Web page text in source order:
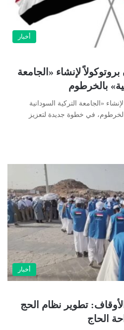
أخبار
لإنشاء «الجامعة
بالخرطوم
«الجامعة التركية السودانية
الخرطوم، في خطوة جديدة لتعزيز
أخبار
تطوير نظام الحج
الحاج